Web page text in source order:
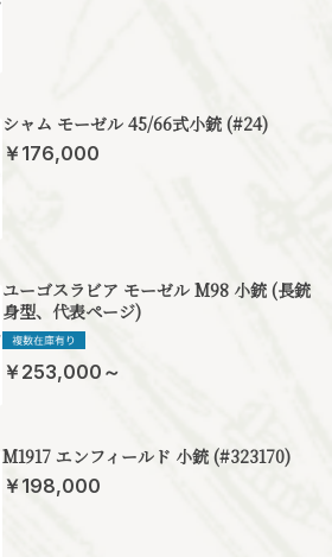
シャム モーゼル 45/66式小銃 (#24)
￥176,000
ユーゴスラビア モーゼル M98 小銃 (長銃
身型、代表ページ)
￥253,000～
M1917 エンフィールド 小銃 (#323170)
￥198,000